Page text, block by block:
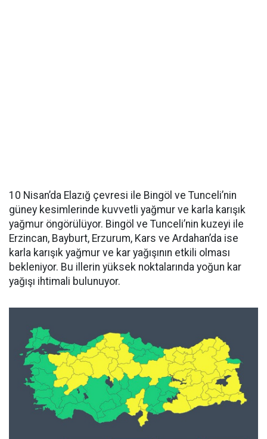
10 Nisan’da Elazığ çevresi ile Bingöl ve Tunceli’nin
güney kesimlerinde kuvvetli yağmur ve karla karışık
yağmur öngörülüyor. Bingöl ve Tunceli’nin kuzeyi ile
Erzincan, Bayburt, Erzurum, Kars ve Ardahan’da ise
karla karışık yağmur ve kar yağışının etkili olması
bekleniyor. Bu illerin yüksek noktalarında yoğun kar
yağışı ihtimali bulunuyor.